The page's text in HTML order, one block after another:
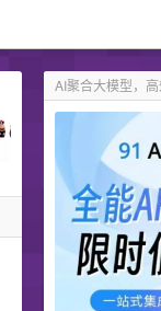
AI聚合大模型，